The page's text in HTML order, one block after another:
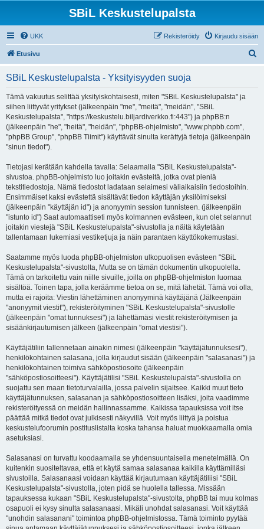
SBiL Keskustelupalsta
UKK Kirjaudu sisään
Rekisteröidy
Etusivu
SBiL Keskustelupalsta - Yksityisyyden suoja
Tämä vakuutus selittää yksityiskohtaisesti, miten "SBiL Keskustelupalsta" ja
siihen liittyvät yritykset (jälkeenpäin "me", "meitä", "meidän", "SBiL
Keskustelupalsta", "https://keskustelu.biljardiverkko.fi:443") ja phpBB:n
(jälkeenpäin "he", "heitä", "heidän", "phpBB-ohjelmisto", "www.phpbb.com",
"phpBB Group", "phpBB Tiimit") käyttävät sinulta kerättyjä tietoja (jälkeenpäin
"sinun tiedot").
Tietojasi kerätään kahdella tavalla: Selaamalla "SBiL Keskustelupalsta"-
sivustoa. phpBB-ohjelmisto luo joitakin evästeitä, jotka ovat pieniä
tekstitiedostoja. Nämä tiedostot ladataan selaimesi väliaikaisiin tiedostoihin.
Ensimmäiset kaksi evästettä sisältävät tiedon käyttäjän yksilöimiseksi
(jälkeenpäin "käyttäjän id") ja anonyymin session tunnisteen. (jälkeenpäin
"istunto id") Saat automaattiseti myös kolmannen evästeen, kun olet selannut
joitakin viestejä "SBiL Keskustelupalsta"-sivustolla ja näitä käytetään
tallentamaan lukemiasi vestiketjuja ja näin parantaen käyttökokemustasi.
Saatamme myös luoda phpBB-ohjelmiston ulkopuolisen evästeen "SBiL
Keskustelupalsta"-sivustolta, Mutta se on tämän dokumentin ulkopuolella.
Tämä on tarkoitettu vain niille sivuille, joilla on phpBB-ohjelmiston luomaa
sisältöä. Toinen tapa, jolla keräämme tietoa on se, mitä lähetät. Tämä voi olla,
mutta ei rajoita: Viestin lähettäminen anonyyminä käyttäjänä (Jälkeenpäin
"anonyymit viestit"), rekisteröityminen "SBiL Keskustelupalsta"-sivustolle
(jälkeenpäin "omat tunnuksesi") ja lähettämäsi viestit rekisteröitymisen ja
sisäänkirjautumisen jälkeen (jälkeenpäin "omat viestisi").
Käyttäjätiliin tallennetaan ainakin nimesi (jälkeenpäin "käyttäjätunnuksesi"),
henkilökohtainen salasana, jolla kirjaudut sisään (jälkeenpäin "salasanasi") ja
henkilökohtainen toimiva sähköpostiosoite (jälkeenpäin
"sähköpostiosoitteesi"). Käyttäjätilisi "SBiL Keskustelupalsta"-sivustolla on
suojattu sen maan tietoturvalailla, jossa palvelin sijaitsee. Kaikki muut tieto
käyttäjätunnuksen, salasanan ja sähköpostiosoitteen lisäksi, joita vaadimme
rekisteröityessä on meidän hallinnassamme. Kaikissa tapauksissa voit itse
päättää mitkä tiedot ovat julkisesti näkyvillä. Voit myös liittyä ja poistua
keskustelufoorumin postituslistalta koska tahansa haluat muokkaamalla omia
asetuksiasi.
Salasanasi on turvattu koodaamalla se yhdensuuntaisella menetelmällä. On
kuitenkin suositeltavaa, että et käytä samaa salasanaa kaikilla käyttämilläsi
sivustoilla. Salasanaasi voidaan käyttää kirjautumaan käyttäjätiliisi "SBiL
Keskustelupalsta"-sivustolla, joten pidä se huolella tallessa. Missään
tapauksessa kukaan "SBiL Keskustelupalsta"-sivustolta, phpBB tai muu kolmas
osapuoli ei kysy sinulta salasanaasi. Mikäli unohdat salasanasi. Voit käyttää
"unohdin salasanani" toimintoa phpBB-ohjelmistossa. Tämä toiminto pyytää